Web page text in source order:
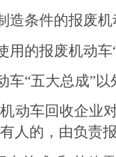
造条件的报废机
用的报废机动车
车“五大总成”以
动车回收企业
人的，由负责